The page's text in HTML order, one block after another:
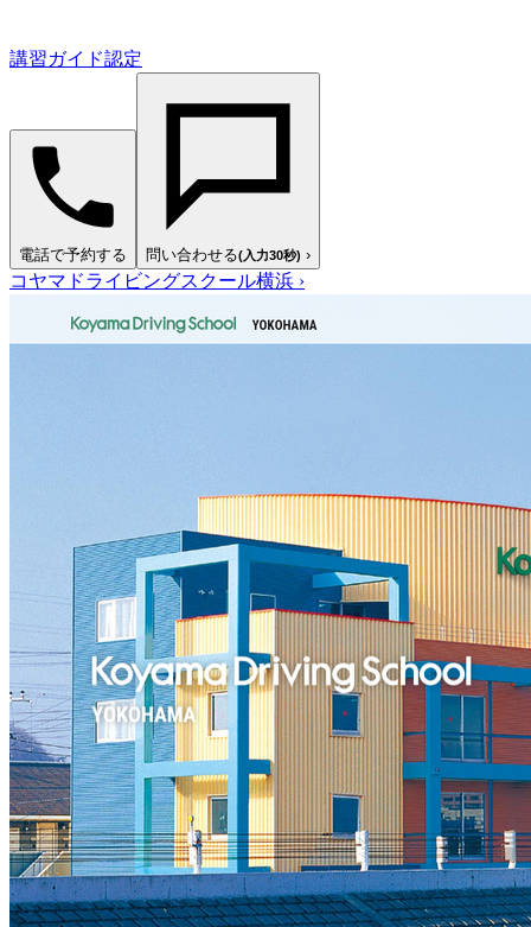
講習ガイド認定
電話で予約する 問い合わせる(入力30秒) ›
コヤマドライビングスクール横浜 ›